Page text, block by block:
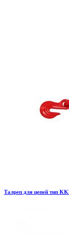
Талреп для цепей тип